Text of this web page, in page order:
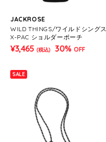
JACKROSE
WILD THINGS/ワイルドシングス
X-PAC ショルダーポーチ
¥3,465 (税込) 30% OFF
SALE